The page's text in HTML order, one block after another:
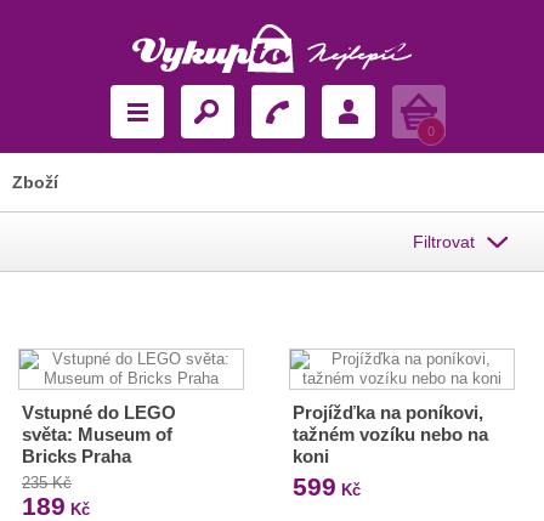
Košík
0
Zboží
Filtrovat
Vstupné do LEGO
světa: Museum of
Bricks Praha
235 Kč
189 Kč
Projížďka na poníkovi,
tažném vozíku nebo na
koni
599 Kč